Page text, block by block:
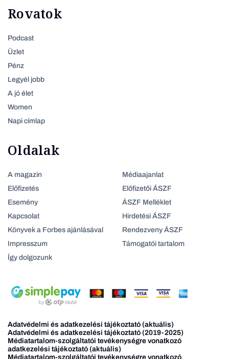
Rovatok
Podcast
Üzlet
Pénz
Legyél jobb
A jó élet
Women
Napi címlap
Oldalak
A magazin
Előfizetés
Esemény
Kapcsolat
Könyvek a Forbes ajánlásával
Impresszum
Így dolgozunk
Médiaajanlat
Előfizetői ÁSZF
ÁSZF Melléklet
Hirdetési ÁSZF
Rendezveny ÁSZF
Támogatói tartalom
Adatvédelmi és adatkezelési tájékoztató (aktuális)
Adatvédelmi és adatkezelési tájékoztató (2019-2025)
Médiatartalom-szolgáltatói tevékenységre vonatkozó
adatkezelési tájékoztató (aktuális)
Médiatartalom-szolgáltatói tevékenységre vonatkozó